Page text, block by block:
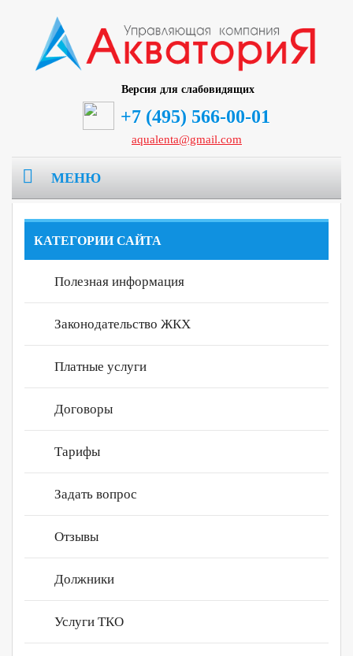
Версия для слабовидящих
+7 (495) 566-00-01
aqualenta@gmail.com
МЕНЮ
Главная
О компании
Реквизиты
Лицензия
Вакансии
Сертификаты
Раскрытие информации
Контакты
Личный кабинет
КАТЕГОРИИ САЙТА
Полезная информация
Законодательство ЖКХ
Платные услуги
Договоры
Тарифы
Задать вопрос
Отзывы
Должники
Услуги ТКО